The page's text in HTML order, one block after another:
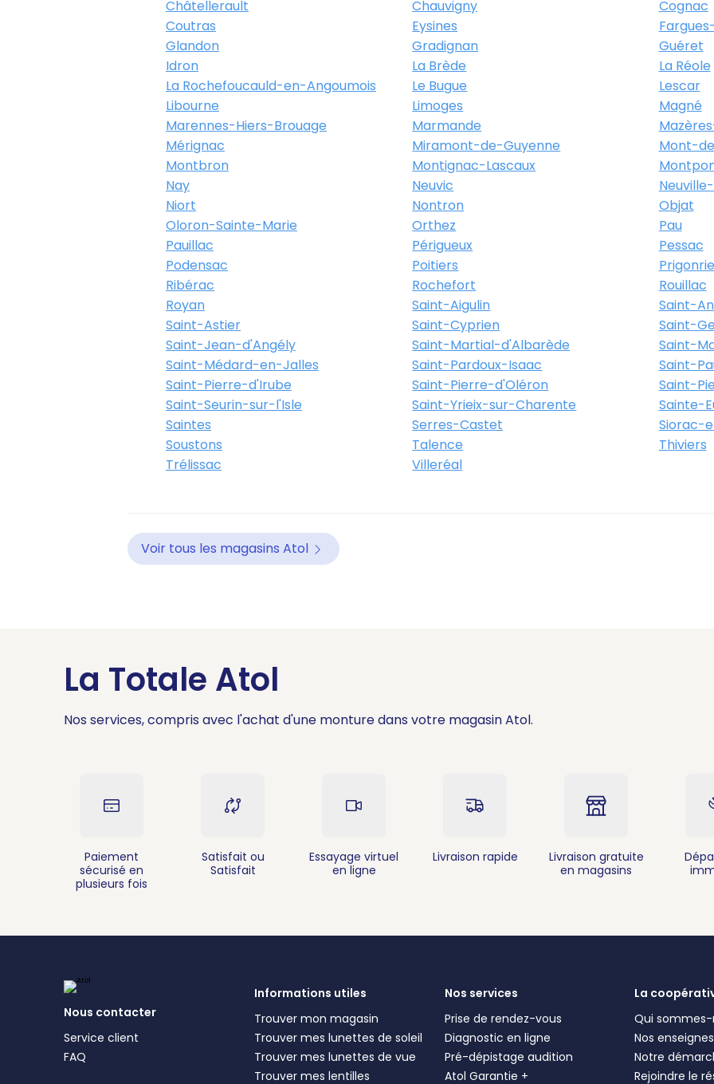
Châtellerault
Chauvigny
Cognac
Coutras
Eysines
Glandon
Gradignan
Guéret
Idron
La Brède
La Réole
La Rochefoucauld-en-Angoumois
Le Bugue
Lescar
Libourne
Limoges
Magné
Marennes-Hiers-Brouage
Marmande
Mérignac
Miramont-de-Guyenne
Mont-
Montbron
Montignac-Lascaux
Nay
Neuvic
Niort
Nontron
Objat
Oloron-Sainte-Marie
Orthez
Pau
Pauillac
Périgueux
Pessac
Podensac
Poitiers
Ribérac
Rochefort
Rouillac
Royan
Saint-Aigulin
Saint-
Saint-Astier
Saint-Cyprien
Saint-
Saint-Jean-d'Angély
Saint-Martial-d'Albarède
Saint-
Saint-Médard-en-Jalles
Saint-Pardoux-Isaac
Saint-
Saint-Pierre-d'Irube
Saint-Pierre-d'Oléron
Saint-
Saint-Seurin-sur-l'Isle
Saint-Yrieix-sur-Charente
Sainte-
Saintes
Serres-Castet
Siorac-
Soustons
Talence
Thiviers
Trélissac
Villeréal
Voir tous les magasins Atol
La Totale Atol
Nos services, compris avec l'achat d'une monture dans votre magasin Atol.
Paiement
sécurisé en
plusieurs fois
Satisfait ou
Satisfait
Essayage virtuel
en ligne
Livraison rapide
Livraison gratuite
en magasins
Nous contacter
Service client
FAQ
Informations utiles
Trouver mon magasin
Trouver mes lunettes de soleil
Trouver mes lunettes de vue
Trouver mes lentilles
Nos services
Prise de rendez-vous
Diagnostic en ligne
Pré-dépistage audition
Atol Garantie +
La
Qui sommes-
Nos enseignes
Notre
Rejoindre le